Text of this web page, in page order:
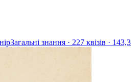
Загальні знання · 227 квізів · 143,3